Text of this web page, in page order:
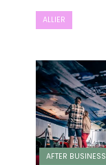
ALLIER
AFTER BUSINESS